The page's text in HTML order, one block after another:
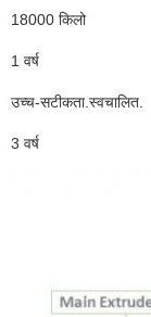
18000 किलो
1 वर्ष
उच्च-सटीकता.स्वचालित.
3 वर्ष